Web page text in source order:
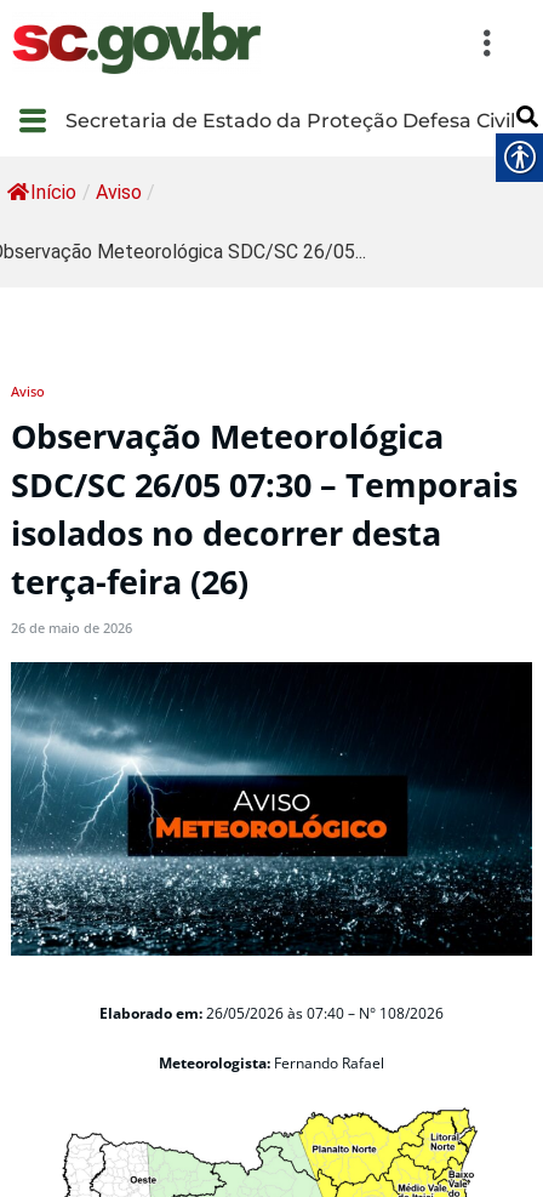
Secretaria de Estado da Proteção Defesa Civil
Início / Aviso /
Meteorológica SDC/SC 26/05...
Aviso
Observação Meteorológica
SDC/SC 26/05 07:30 – Temporais
isolados no decorrer desta
terça-feira (26)
26 de maio de 2026
Elaborado em:26/05/2026às 07:40 – N° 108/2026
Meteorologista: Fernando Rafael